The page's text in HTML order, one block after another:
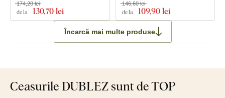
de la 130,70 lei
174,20 lei
de la 109,90 lei
146,60 lei
Încarcă mai multe produse
Ceasurile DUBLEZ sunt de TOP